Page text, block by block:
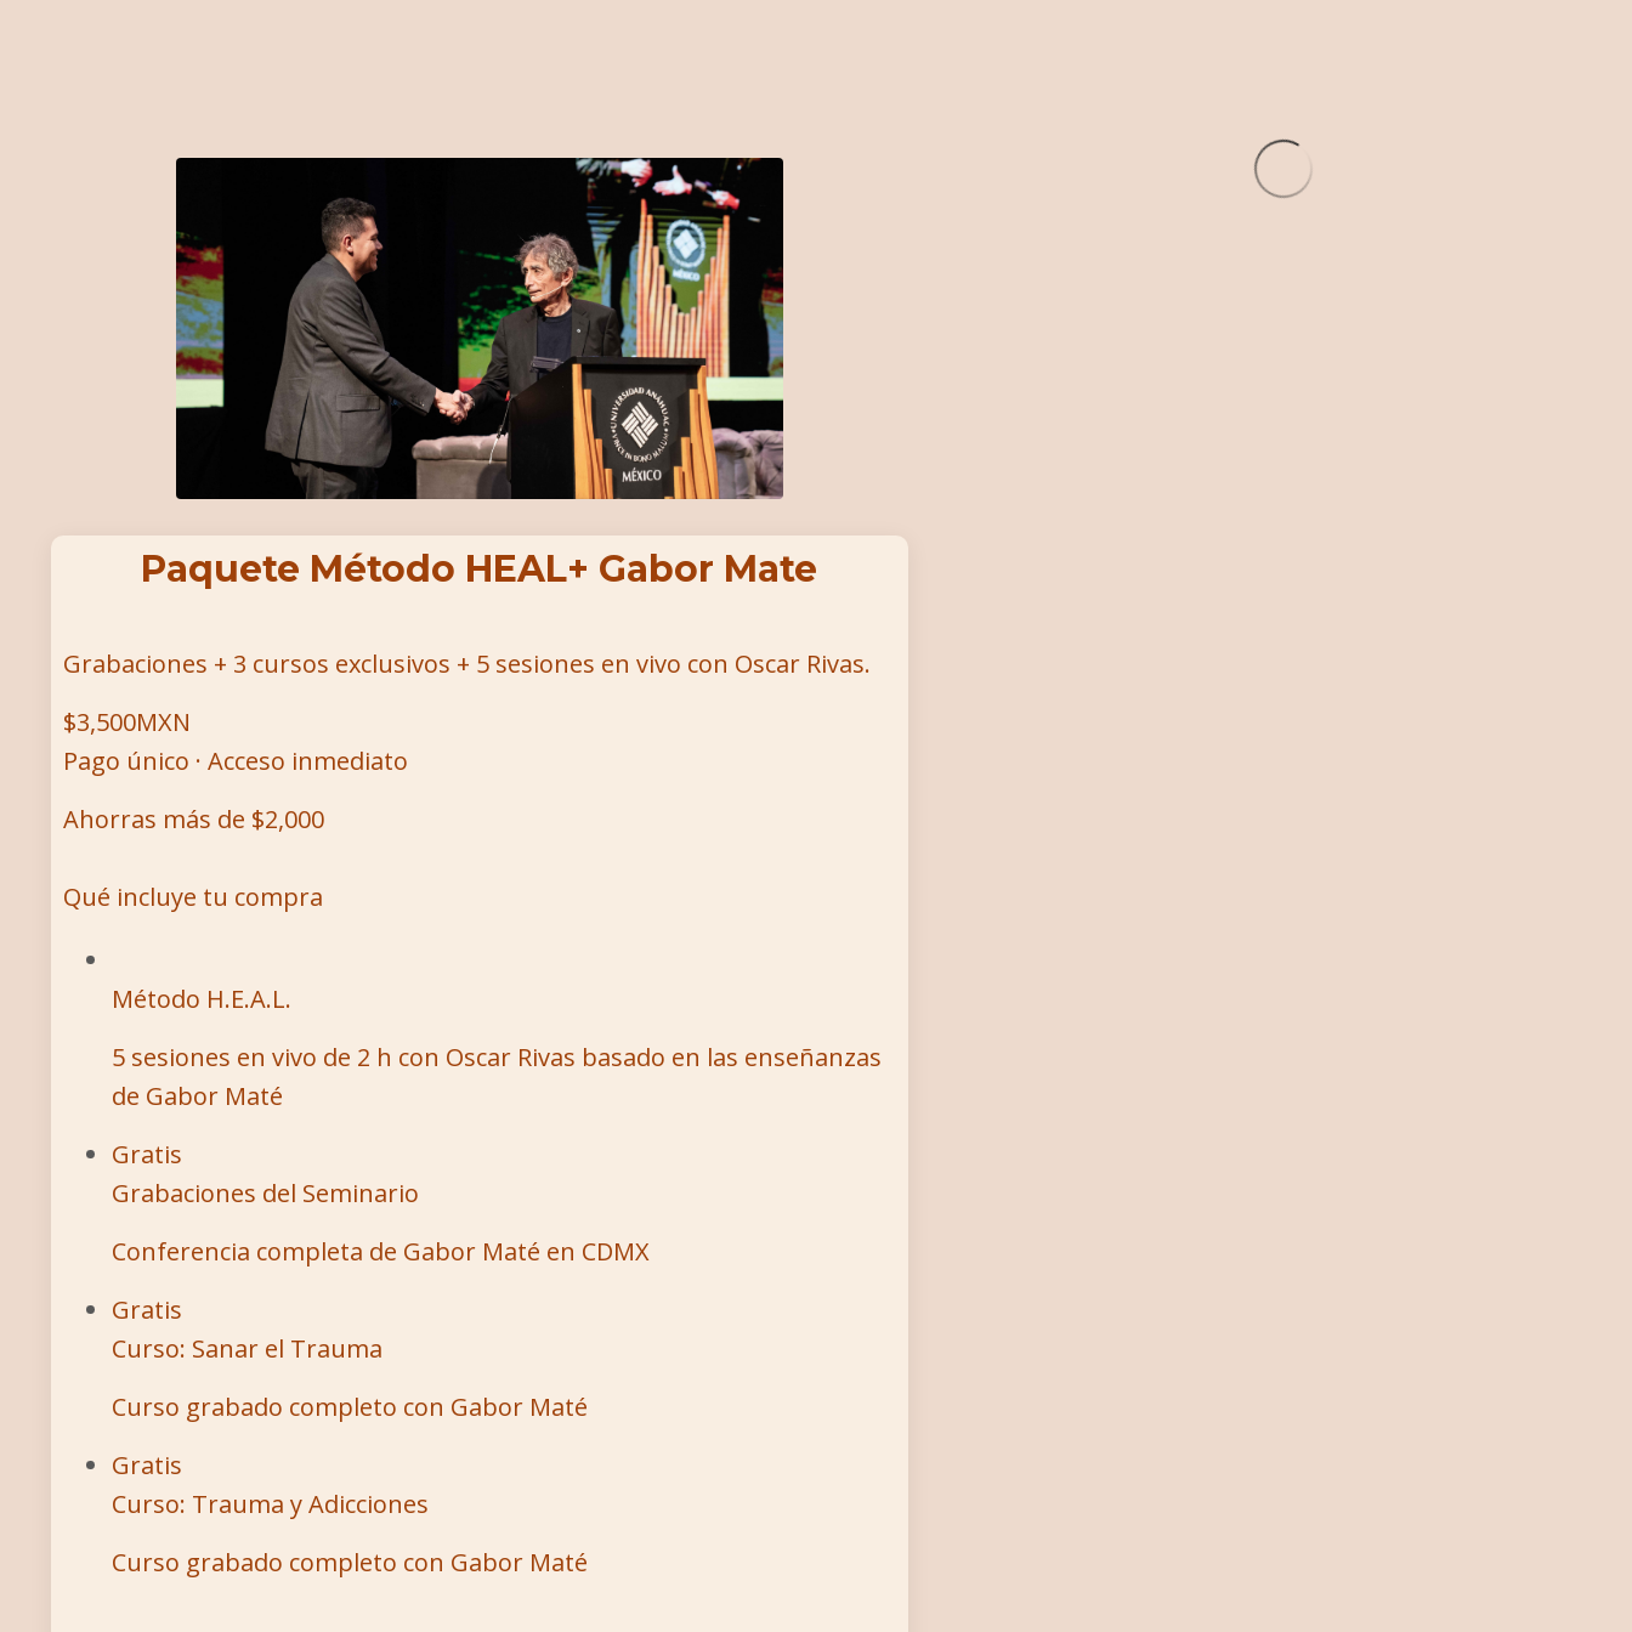
Paquete Método HEAL+ Gabor Mate
Grabaciones + 3 cursos exclusivos + 5 sesiones en vivo con Oscar Rivas.
$3,500MXN
Pago único · Acceso inmediato
Ahorras más de $2,000
Qué incluye tu compra
Método H.E.A.L.
5 sesiones en vivo de 2 h con Oscar Rivas basado en las enseñanzas
de Gabor Maté
Gratis
Grabaciones del Seminario
Conferencia completa de Gabor Maté en CDMX
Gratis
Curso: Sanar el Trauma
Curso grabado completo con Gabor Maté
Gratis
Curso: Trauma y Adicciones
Curso grabado completo con Gabor Maté